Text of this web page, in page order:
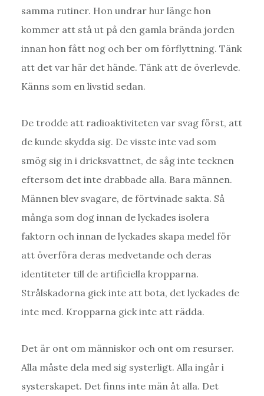
samma rutiner. Hon undrar hur länge hon
kommer att stå ut på den gamla brända jorden
innan hon fått nog och ber om förflyttning. Tänk
att det var här det hände. Tänk att de överlevde.
Känns som en livstid sedan.
De trodde att radioaktiviteten var svag först, att
de kunde skydda sig. De visste inte vad som
smög sig in i dricksvattnet, de såg inte tecknen
eftersom det inte drabbade alla. Bara männen.
Männen blev svagare, de förtvinade sakta. Så
många som dog innan de lyckades isolera
faktorn och innan de lyckades skapa medel för
att överföra deras medvetande och deras
identiteter till de artificiella kropparna.
Strålskadorna gick inte att bota, det lyckades de
inte med. Kropparna gick inte att rädda.
Det är ont om människor och ont om resurser.
Alla måste dela med sig systerligt. Alla ingår i
systerskapet. Det finns inte män åt alla. Det